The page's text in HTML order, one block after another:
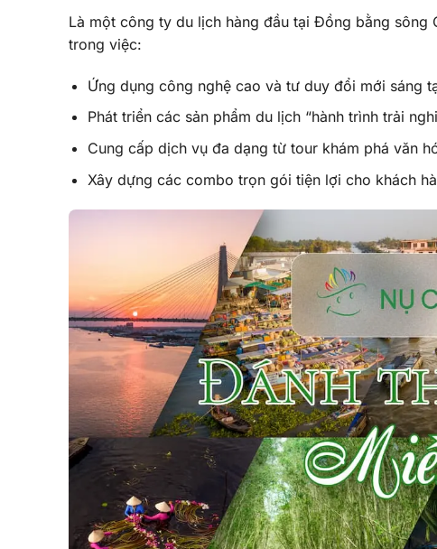
Là một công ty du lịch hàng đầu tại Đồng bằng
trong việc:
Ứng dụng công nghệ cao và tư duy đổi mới sáng
Phát triển các sản phẩm du lịch “hành trình trải
Cung cấp dịch vụ đa dạng từ tour khám phá văn
Xây dựng các combo trọn gói tiện lợi cho khách